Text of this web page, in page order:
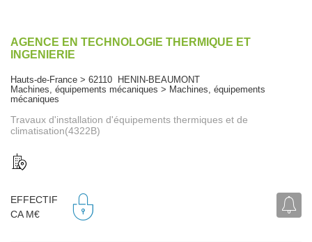
AGENCE EN TECHNOLOGIE THERMIQUE ET
INGENIERIE
Hauts-de-France > 62110 HENIN-BEAUMONT
Machines, équipements mécaniques > Machines, équipements
mécaniques
Travaux d'installation d'équipements thermiques et de
climatisation(4322B)
EFFECTIF
CA M€